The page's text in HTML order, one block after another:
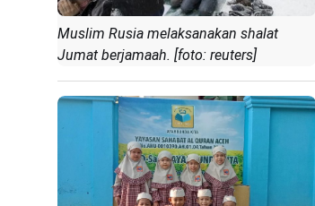
Muslim Rusia melaksanakan shalat
Jumat berjamaah. [foto: reuters]